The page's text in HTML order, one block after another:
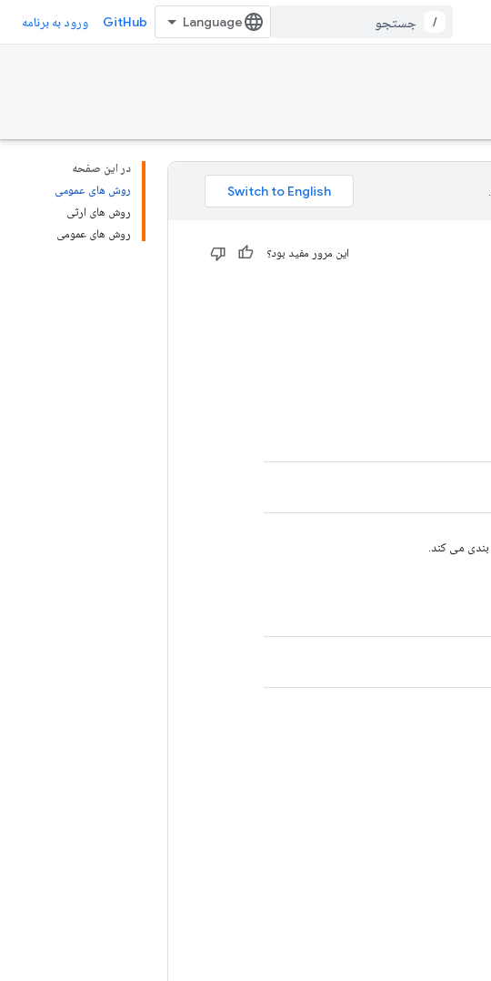
/
GitHub ورود به برنامه
در این صفحه
روش های عمومی
روش های ارثی
روش های عمومی
این مرور مفید بود؟